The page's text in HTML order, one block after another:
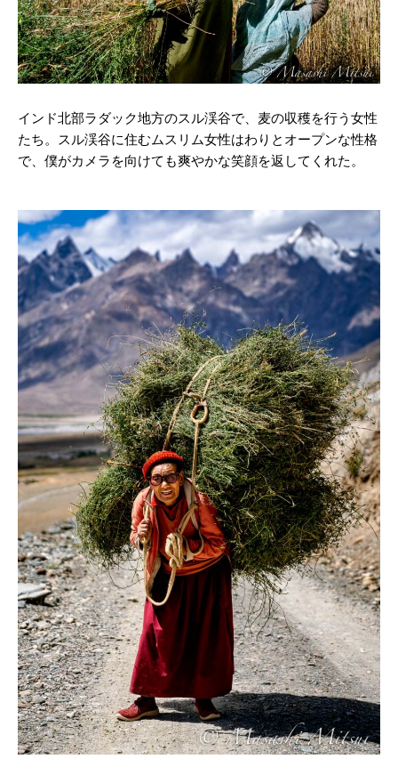
インド北部ラダック地方のスル渓谷で、麦の収穫を行う女性
たち。スル渓谷に住むムスリム女性はわりとオープンな性格
で、僕がカメラを向けても爽やかな笑顔を返してくれた。